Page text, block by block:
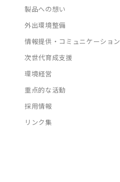
製品への想い
外出環境整備
情報提供・コミュニケーション
次世代育成支援
環境経営
重点的な活動
採用情報
リンク集